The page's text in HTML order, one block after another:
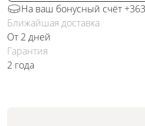
На ваш бонусный счёт
Ближайшая доставка
От 2 дней
Гарантия
2 года